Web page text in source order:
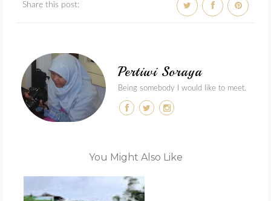
Share this post:
Pertiwi Soraya
Being somebody I would like to meet.
You Might Also Like